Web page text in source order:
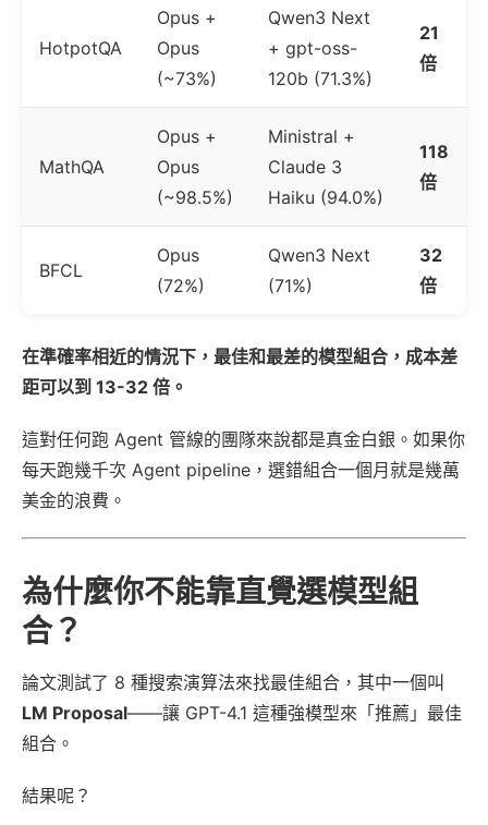
HotpotQA
Opus +
Opus
(~73%)
Qwen3 Next
+ gpt-oss-
120b (71.3%)
21
倍
MathQA
Opus +
Opus
(~98.5%)
Ministral +
Claude 3
Haiku (94.0%)
118
倍
BFCL
Opus
(72%)
Qwen3 Next
(71%)
32
倍
在準確率相近的情況下，最佳和最差的模型組合，成本差
距可以到 13-32 倍。
這對任何跑 Agent 管線的團隊來說都是真金白銀。如果你
每天跑幾千次 Agent pipeline，選錯組合一個月就是幾萬
美金的浪費。
為什麼你不能靠直覺選模型組
合？
論文測試了 8 種搜索演算法來找最佳組合，其中一個叫
LM Proposal——讓 GPT-4.1 這種強模型來「推薦」最佳
組合。
結果呢？